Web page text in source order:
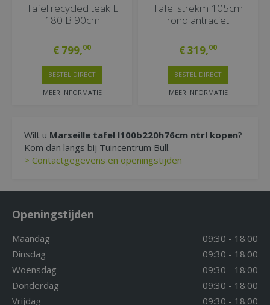
Tafel recycled teak L
180 B 90cm
€ 799,00
MEER INFORMATIE
BESTEL DIRECT
Tafel strekm 105cm
rond antraciet
€319,00
MEER INFORMATIE
BESTEL DIRECT
Wilt u Marseille tafel l100b220h76cm ntrl kopen?
Kom dan langs bij Tuincentrum Bull.
> Contactgegevens en openingstijden
Openingstijden
Maandag
09:30 - 18:00
Dinsdag
09:30 - 18:00
Woensdag
09:30 - 18:00
Donderdag
09:30 - 18:00
Vrijdag
09:30 - 18:00